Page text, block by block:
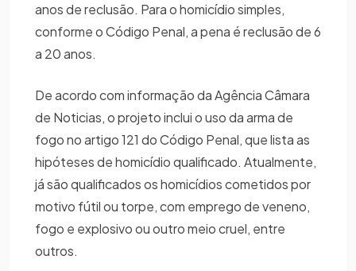
anos de reclusão. Para o homicídio simples,
conforme o Código Penal, a pena é reclusão de 6
a 20 anos.
De acordo com informação da Agência Câmara
de Noticias, o projeto inclui o uso da arma de
fogo no artigo 121 do Código Penal, que lista as
hipóteses de homicídio qualificado. Atualmente,
já são qualificados os homicídios cometidos por
motivo fútil ou torpe, com emprego de veneno,
fogo e explosivo ou outro meio cruel, entre
outros.